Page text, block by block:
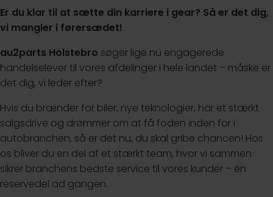
Er du klar til at sætte din karriere i gear? Så er det dig,
vi mangler i førersædet!
au2parts Holstebro søger lige nu engagerede
handelselever til vores afdelinger i hele landet – måske er
det dig, vi leder efter?
Hvis du brænder for biler, nye teknologier, har et stærkt
salgsdrive og drømmer om at få foden inden for i
autobranchen, så er det nu, du skal gribe chancen! Hos
os bliver du en del af et stærkt team, hvor vi sammen
sikrer branchens bedste service til vores kunder – én
reservedel ad gangen.